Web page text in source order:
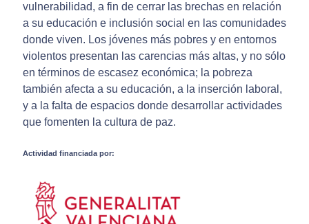
vulnerabilidad, a fin de cerrar las brechas en relación
a su educación e inclusión social en las comunidades
donde viven. Los jóvenes más pobres y en entornos
violentos presentan las carencias más altas, y no sólo
en términos de escasez económica; la pobreza
también afecta a su educación, a la inserción laboral,
y a la falta de espacios donde desarrollar actividades
que fomenten la cultura de paz.
Actividad financiada por: